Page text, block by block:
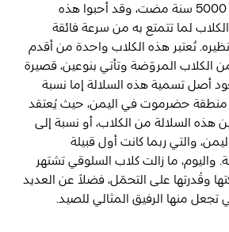
رسم خريطة
- أبوظبي
للصيد والحراسة منذ 5000 سنة مضت، وقد أحبوا هذه
لما تتمتع به من سرعة فائقة
تُعتبر هذه الكلاب واحدة من أقدم
الكلاب المروّضة وتأتي بنوعين، قصيرة
أصل تسمية هذه السلالة إما نسبة
حضرموت في اليمن، حيث يُعتقد
هذه السلالة من الكلاب، أو نسبة إلى
والتي ربما كانت أول قبيلة
واليوم، ما زالت كلاب السلوقي تشتهر
وقُدرتها على التحمّل، فضلاً عن العديد
تجعل منها الرفيق المثالي للصيد.